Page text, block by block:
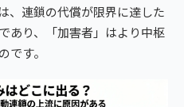
、連鎖の代償が限界に達した
あり、「加害者」はより中枢
です。